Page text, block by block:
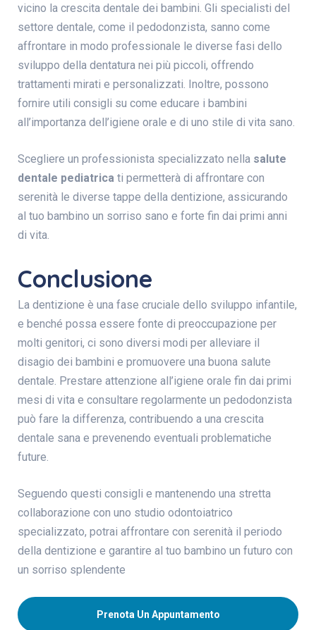
vicino la crescita dentale dei bambini. Gli specialisti del
settore dentale, come il pedodonzista, sanno come
affrontare in modo professionale le diverse fasi dello
sviluppo della dentatura nei più piccoli, offrendo
trattamenti mirati e personalizzati. Inoltre, possono
fornire utili consigli su come educare i bambini
all’importanza dell’igiene orale e di uno stile di vita sano.
Scegliere un professionista specializzato nella salute
dentale pediatrica ti permetterà di affrontare con
serenità le diverse tappe della dentizione, assicurando
al tuo bambino un sorriso sano e forte fin dai primi anni
di vita.
Conclusione
La dentizione è una fase cruciale dello sviluppo infantile,
e benché possa essere fonte di preoccupazione per
molti genitori, ci sono diversi modi per alleviare il
disagio dei bambini e promuovere una buona salute
dentale. Prestare attenzione all’igiene orale fin dai primi
mesi di vita e consultare regolarmente un pedodonzista
può fare la differenza, contribuendo a una crescita
dentale sana e prevenendo eventuali problematiche
future.
Seguendo questi consigli e mantenendo una stretta
collaborazione con uno studio odontoiatrico
specializzato, potrai affrontare con serenità il periodo
della dentizione e garantire al tuo bambino un futuro con
un sorriso splendente
Prenota Un Appuntamento